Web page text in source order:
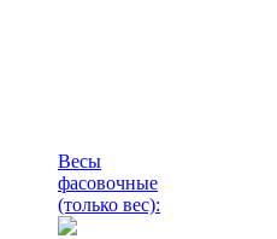
Весы
фасовочные
(только вес):